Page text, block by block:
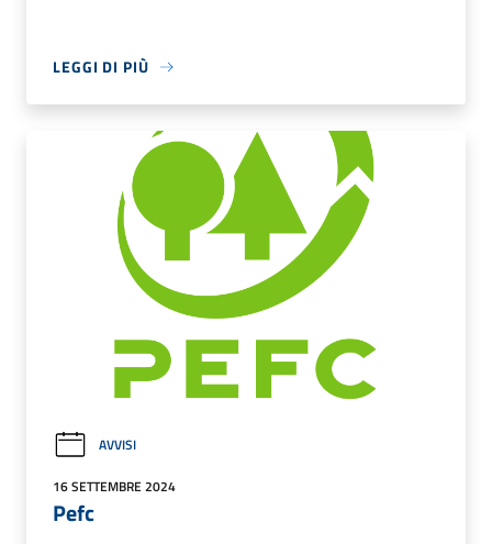
LEGGI DI PIÙ
AVVISI
16 SETTEMBRE 2024
Pefc